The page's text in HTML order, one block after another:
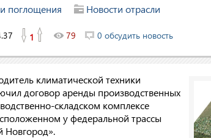
поглощения Новости отрасли
1 79 0 обсудить новость
климатической техники
договор аренды производственных
складском комплексе
у федеральной трассы
Новгород».